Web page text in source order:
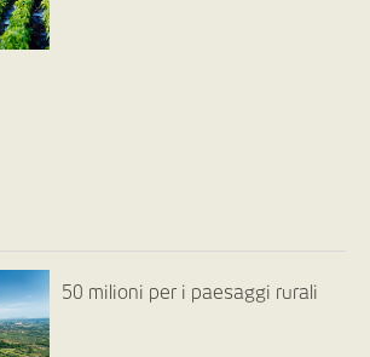
50 milioni per i paesaggi rurali